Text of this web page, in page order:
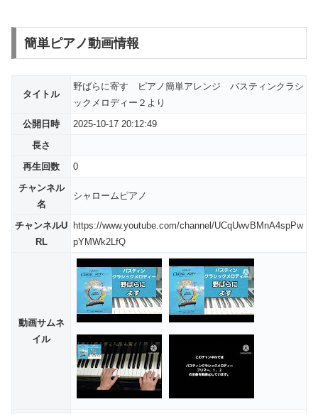
簡単ピアノ動画情報
タイトル
野ばらに寄す ピアノ簡単アレンジ バスティンクラシ
ックメロディー２より
公開日時
2025-10-17 20:12:49
長さ
再生回数
0
チャンネル
名
シャロームピアノ
チャンネルU
RL
https://www.youtube.com/channel/UCqUwvBMnA4spPw
pYMWk2LfQ
動画サムネ
イル